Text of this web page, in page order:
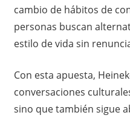
cambio de hábitos de
personas buscan
estilo de vida sin
Con esta apuesta,
conversaciones
sino que también sigue